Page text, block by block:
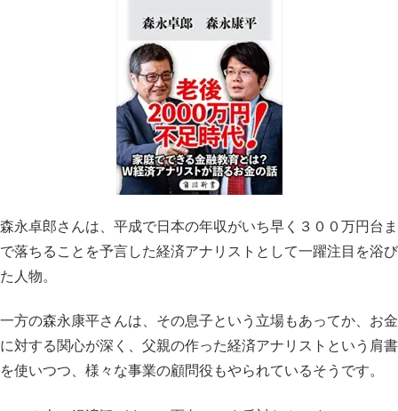
森永卓郎さんは、平成で日本の年収がいち早く３００万円台ま
で落ちることを予言した経済アナリストとして一躍注目を浴び
た人物。
一方の森永康平さんは、その息子という立場もあってか、お金
に対する関心が深く、父親の作った経済アナリストという肩書
を使いつつ、様々な事業の顧問役もやられているそうです。